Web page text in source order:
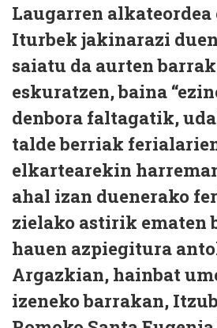
Laugarren alkateordea
Iturbek jakinarazi
saiatu da aurten
eskuratzen, baina
denbora faltagatik,
talde berriak
elkartearekin
ahal izan duenerako
zielako astirik ematen
hauen azpiegitura
Argazkian, hainbat
izeneko barrakan,